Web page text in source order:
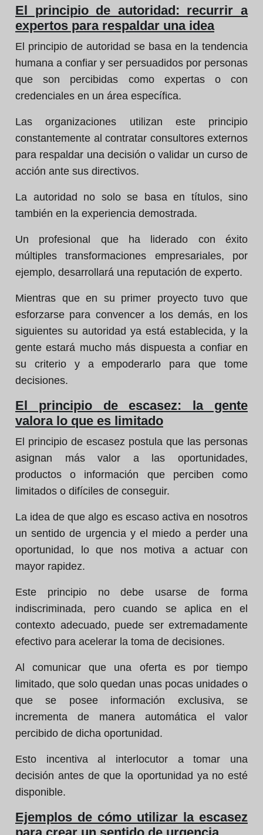
El principio de autoridad: recurrir a
expertos para respaldar una idea
El principio de autoridad se basa en la tendencia
humana a confiar y ser persuadidos por personas
que son percibidas como expertas o con
credenciales en un área específica.
Las organizaciones utilizan este principio
constantemente al contratar consultores externos
para respaldar una decisión o validar un curso de
acción ante sus directivos.
La autoridad no solo se basa en títulos, sino
también en la experiencia demostrada.
Un profesional que ha liderado con éxito
múltiples transformaciones empresariales, por
ejemplo, desarrollará una reputación de experto.
Mientras que en su primer proyecto tuvo que
esforzarse para convencer a los demás, en los
siguientes su autoridad ya está establecida, y la
gente estará mucho más dispuesta a confiar en
su criterio y a empoderarlo para que tome
decisiones.
El principio de escasez: la gente
valora lo que es limitado
El principio de escasez postula que las personas
asignan más valor a las oportunidades,
productos o información que perciben como
limitados o difíciles de conseguir.
La idea de que algo es escaso activa en nosotros
un sentido de urgencia y el miedo a perder una
oportunidad, lo que nos motiva a actuar con
mayor rapidez.
Este principio no debe usarse de forma
indiscriminada, pero cuando se aplica en el
contexto adecuado, puede ser extremadamente
efectivo para acelerar la toma de decisiones.
Al comunicar que una oferta es por tiempo
limitado, que solo quedan unas pocas unidades o
que se posee información exclusiva, se
incrementa de manera automática el valor
percibido de dicha oportunidad.
Esto incentiva al interlocutor a tomar una
decisión antes de que la oportunidad ya no esté
disponible.
Ejemplos de cómo utilizar la escasez